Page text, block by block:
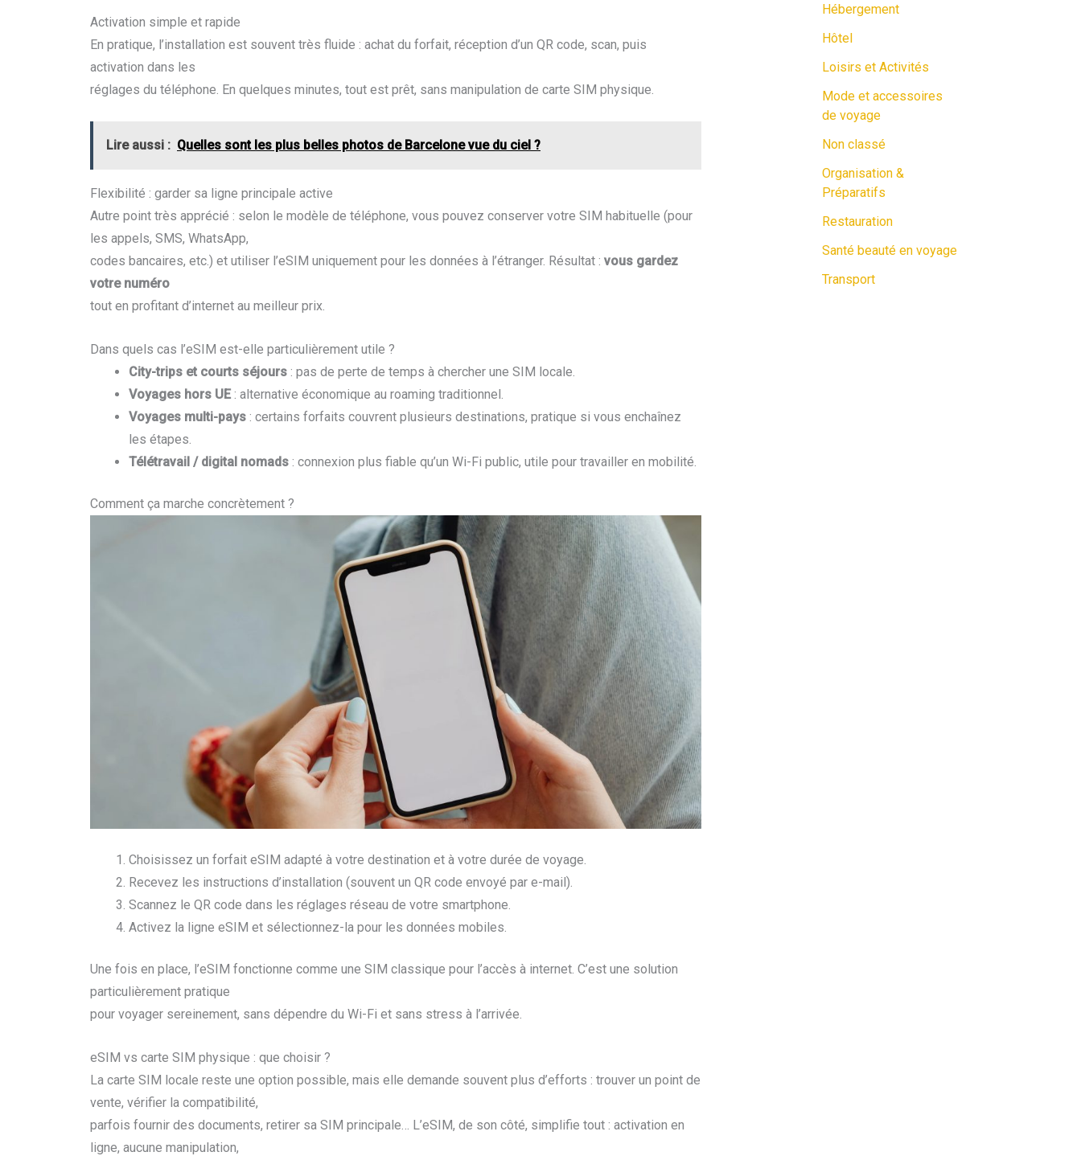
Activation simple et rapide
En pratique, l’installation est souvent très fluide : achat du forfait, réception d’un QR code, scan, puis
activation dans les
réglages du téléphone. En quelques minutes, tout est prêt, sans manipulation de carte SIM physique.
Lire aussi : Quelles sont les plus belles photos de Barcelone vue du ciel ?
Flexibilité : garder sa ligne principale active
Autre point très apprécié : selon le modèle de téléphone, vous pouvez conserver votre SIM habituelle (pour
les appels, SMS, WhatsApp,
codes bancaires, etc.) et utiliser l’eSIM uniquement pour les données à l’étranger. Résultat : vous gardez
votre numéro
tout en profitant d’internet au meilleur prix.
Dans quels cas l’eSIM est-elle particulièrement utile ?
City-trips et courts séjours : pas de perte de temps à chercher une SIM locale.
Voyages hors UE : alternative économique au roaming traditionnel.
Voyages multi-pays : certains forfaits couvrent plusieurs destinations, pratique si vous enchaînez
les étapes.
Télétravail / digital nomads : connexion plus fiable qu’un Wi-Fi public, utile pour travailler en mobilité.
Comment ça marche concrètement ?
Choisissez un forfait eSIM adapté à votre destination et à votre durée de voyage.
Recevez les instructions d’installation (souvent un QR code envoyé par e-mail).
Scannez le QR code dans les réglages réseau de votre smartphone.
Activez la ligne eSIM et sélectionnez-la pour les données mobiles.
Une fois en place, l’eSIM fonctionne comme une SIM classique pour l’accès à internet. C’est une solution
particulièrement pratique
pour voyager sereinement, sans dépendre du Wi-Fi et sans stress à l’arrivée.
eSIM vs carte SIM physique : que choisir ?
La carte SIM locale reste une option possible, mais elle demande souvent plus d’efforts : trouver un point de
vente, vérifier la compatibilité,
parfois fournir des documents, retirer sa SIM principale… L’eSIM, de son côté, simplifie tout : activation en
ligne, aucune manipulation,
Hébergement
Hôtel
Loisirs et Activités
Mode et accessoires
de voyage
Non classé
Organisation &
Préparatifs
Restauration
Santé beauté en voyage
Transport